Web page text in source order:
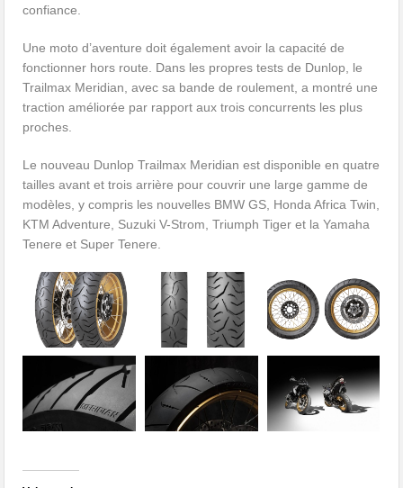
confiance.
Une moto d’aventure doit également avoir la capacité de
fonctionner hors route. Dans les propres tests de Dunlop, le
Trailmax Meridian, avec sa bande de roulement, a montré une
traction améliorée par rapport aux trois concurrents les plus
proches.
Le nouveau Dunlop Trailmax Meridian est disponible en quatre
tailles avant et trois arrière pour couvrir une large gamme de
modèles, y compris les nouvelles BMW GS, Honda Africa Twin,
KTM Adventure, Suzuki V-Strom, Triumph Tiger et la Yamaha
Tenere et Super Tenere.